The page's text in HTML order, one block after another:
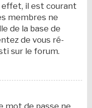
il est courant
membres ne
de la base de
de vous ré-
sur le forum.